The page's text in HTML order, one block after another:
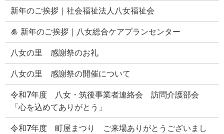
新年のご挨拶｜社会福祉法人八女福祉会
🎍 新年のご挨拶｜八女総合ケアプランセンター
八女の里 感謝祭のお礼
八女の里 感謝祭の開催について
令和7年度 八女・筑後事業者連絡会 訪問介護部会
「心を込めてありがとう」
令和7年度 町屋まつり ご来場ありがとうございまし